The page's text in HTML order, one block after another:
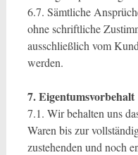
6.7. Sämtliche
ohne schriftliche
ausschließlich vom
werden.
7. Eigentumsvorbehalt
7.1. Wir behalten uns
Waren bis zur
zustehenden und noch